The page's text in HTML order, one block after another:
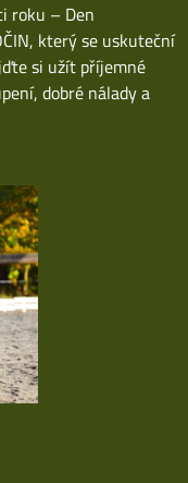
roku – Den
který se uskuteční
si užít příjemné
dobré nálady a